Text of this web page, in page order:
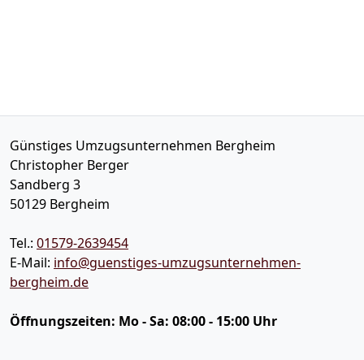
Günstiges Umzugsunternehmen Bergheim
Christopher Berger
Sandberg 3
50129 Bergheim
Tel.: 01579-2639454
E-Mail: info@guenstiges-umzugsunternehmen-
bergheim.de
Öffnungszeiten: Mo - Sa: 08:00 - 15:00 Uhr